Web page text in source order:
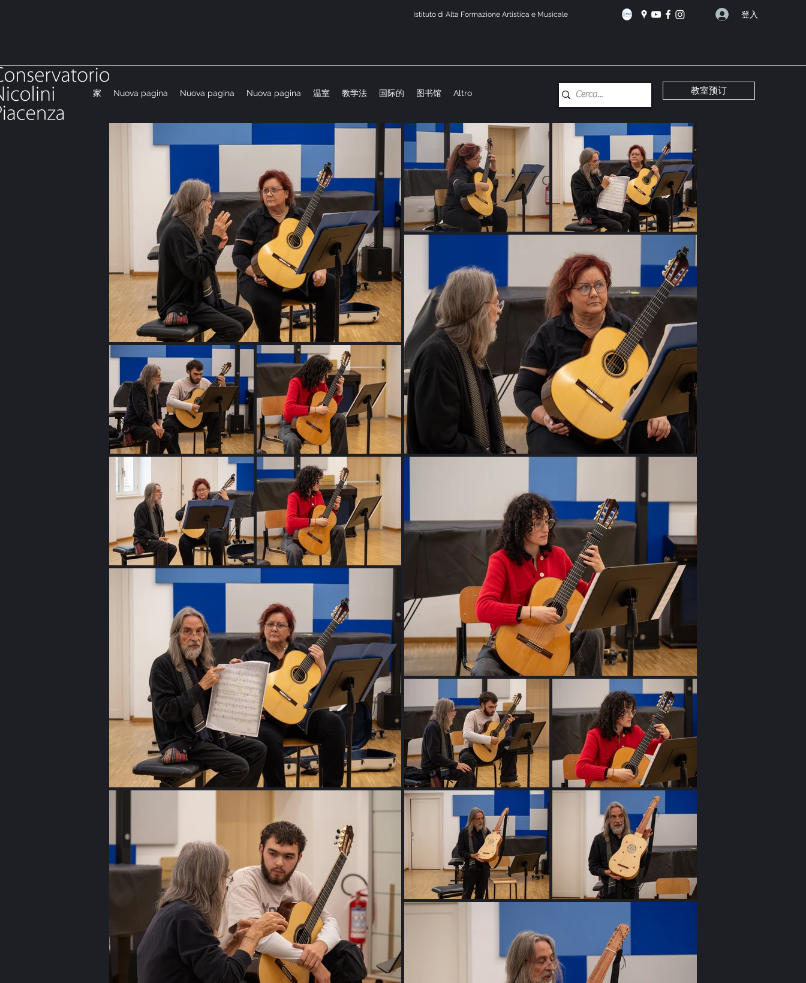
Istituto di Alta Formazione Artistica e Musicale 登入
家 Nuova pagina Nuova pagina Nuova pagina 温室 教学法 国际的 图书馆 Altro 教室预订